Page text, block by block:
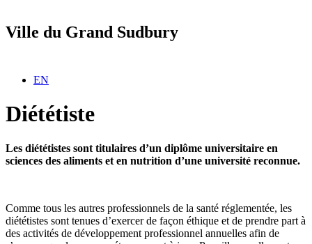
Ville du Grand Sudbury
Sélectionnez votre langue
EN
Diététiste
Les diététistes sont titulaires d’un diplôme universitaire en
sciences des aliments et en nutrition d’une université reconnue.
Comme tous les autres professionnels de la santé réglementée, les
diététistes sont tenues d’exercer de façon éthique et de prendre part à
des activités de développement professionnel annuelles afin de